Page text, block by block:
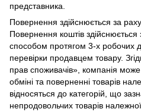
представника.
Повернення здійснюється за
Повернення коштів здійснюється
способом протягом 3-х робочих
перевірки продавцем товару.
прав споживачів», компанія
обміні та поверненні товарів
відносяться до категорій, що
непродовольчих товарів